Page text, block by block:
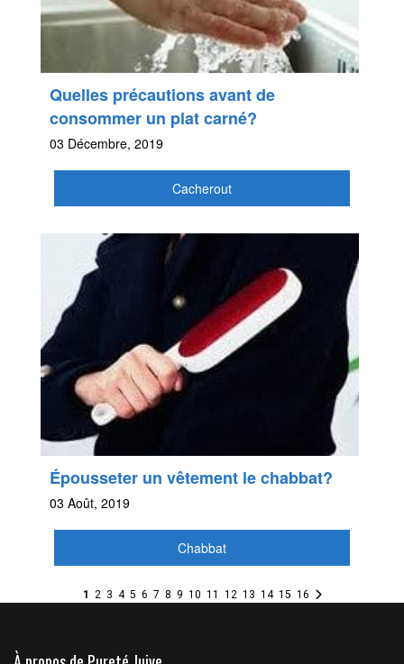
Quelles précautions avant de
consommer un plat carné?
03 Décembre, 2019
Cacherout
Épousseter un vêtement le chabbat?
03 Août, 2019
Chabbat
1 2 3 4 5 6 7 8 9 10 11 12 13 14 15 16